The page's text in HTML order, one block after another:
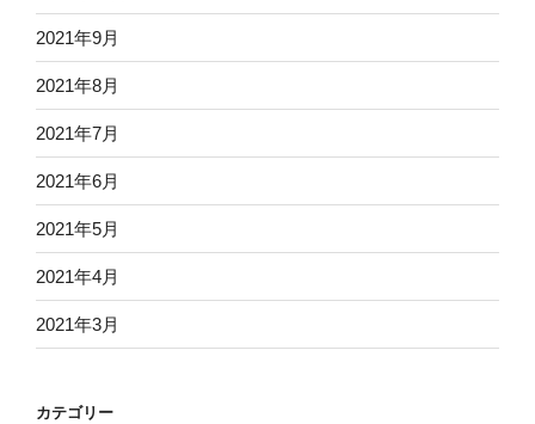
2021年9月
2021年8月
2021年7月
2021年6月
2021年5月
2021年4月
2021年3月
カテゴリー